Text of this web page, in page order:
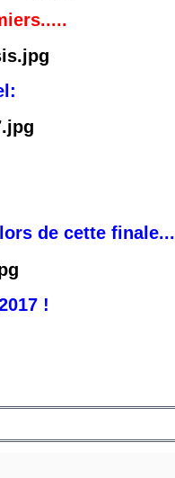
de cette finale...
!